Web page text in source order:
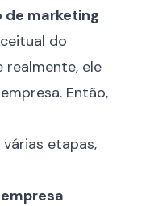
de marketing
do
realmente, ele
Então,
etapas,